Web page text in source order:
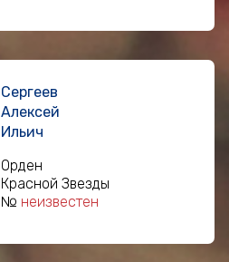
Сергеев
Алексей
Ильич
Орден
Красной Звезды
№ неизвестен